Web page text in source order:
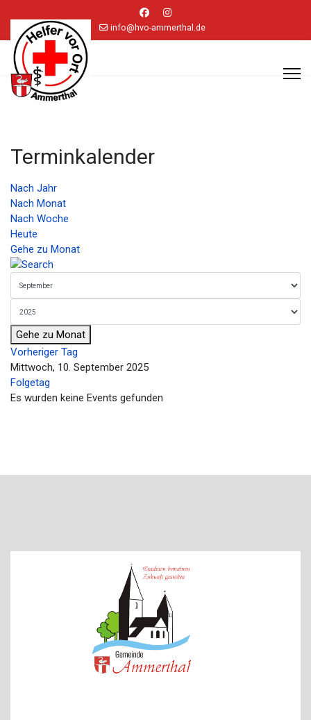
info@hvo-ammerthal.de
Terminkalender
Nach Jahr
Nach Monat
Nach Woche
Heute
Gehe zu Monat
Gehe zu Monat
Vorheriger Tag
Mittwoch, 10. September 2025
Folgetag
Es wurden keine Events gefunden